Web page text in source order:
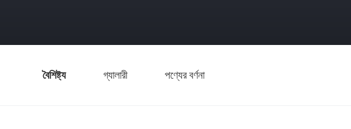
বৈশিষ্ট্য গ্যালারী পণ্যের বর্ণনা